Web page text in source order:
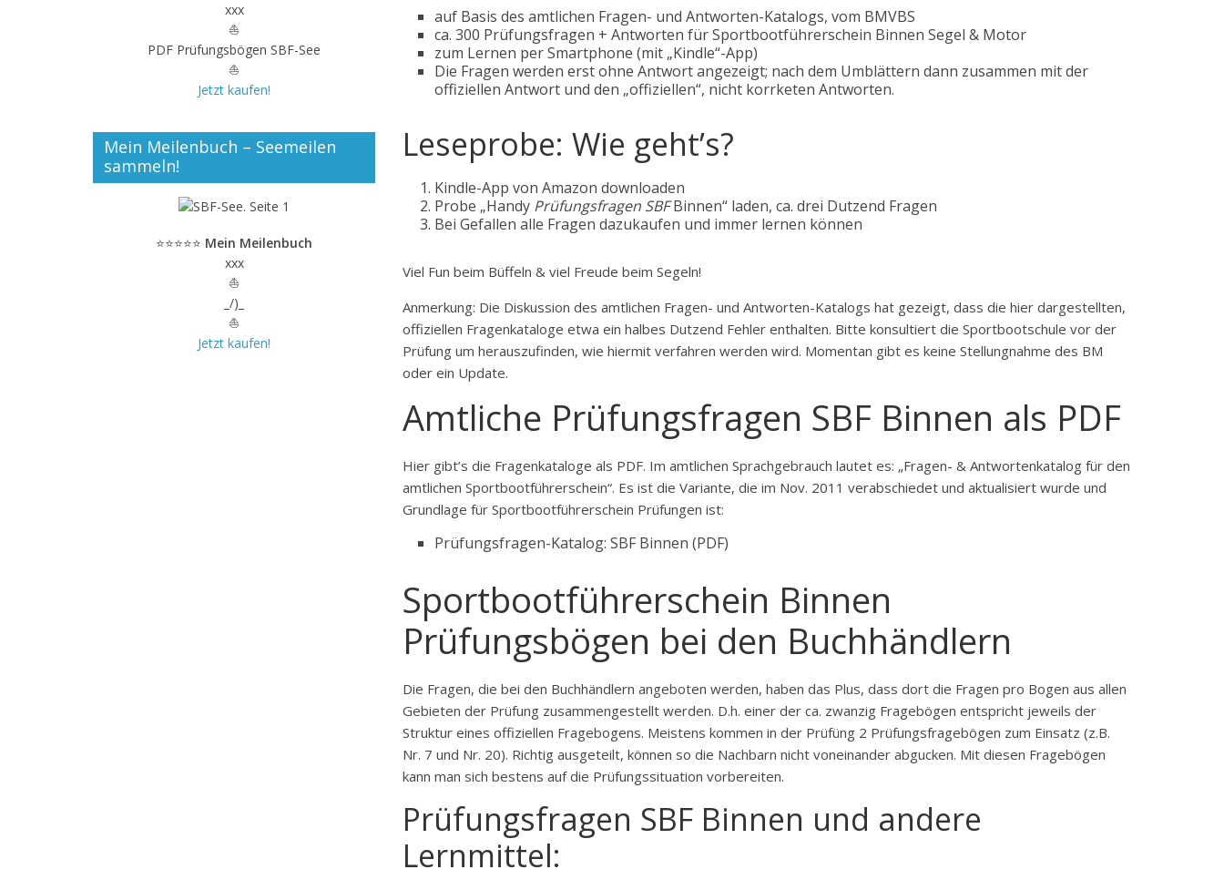
auf Basis des amtlichen Fragen- und Antworten-Katalogs, vom BMVBS
ca. 300 Prüfungsfragen + Antworten für Sportbootführerschein Binnen Segel & Motor
zum Lernen per Smartphone (mit „Kindle“-App)
Die Fragen werden erst ohne Antwort angezeigt; nach dem Umblättern dann zusammen mit der
offiziellen Antwort und den „offiziellen“, nicht korrketen Antworten.
Leseprobe: Wie geht’s?
Kindle-App von Amazon downloaden
Probe „Handy Prüfungsfragen SBFBinnen“ laden, ca. drei Dutzend Fragen
Bei Gefallen alle Fragen dazukaufen und immer lernen können
Viel Fun beim Büffeln & viel Freude beim Segeln!
Anmerkung: Die Diskussion des amtlichen Fragen- und Antworten-Katalogs hat gezeigt, dass die hier dargestellten,
offiziellen Fragenkataloge etwa ein halbes Dutzend Fehler enthalten. Bitte konsultiert die Sportbootschule vor der
Prüfung um herauszufinden, wie hiermit verfahren werden wird. Momentan gibt es keine Stellungnahme des BM
oder ein Update.
Amtliche Prüfungsfragen SBF Binnen als PDF
Hier gibt’s die Fragenkataloge als PDF. Im amtlichen Sprachgebrauch lautet es: „Fragen- & Antwortenkatalog für den
amtlichen Sportbootführerschein“. Es ist die Variante, die im Nov. 2011 verabschiedet und aktualisiert wurde und
Grundlage für Sportbootführerschein Prüfungen ist:
Prüfungsfragen-Katalog: SBF Binnen (PDF)
Sportbootführerschein Binnen
Prüfungsbögen bei den Buchhändlern
Die Fragen, die bei den Buchhändlern angeboten werden, haben das Plus, dass dort die Fragen pro Bogen aus allen
Gebieten der Prüfung zusammengestellt werden. D.h. einer der ca. zwanzig Fragebögen entspricht jeweils der
Struktur eines offiziellen Fragebogens. Meistens kommen in der Prüfüng 2 Prüfungsfragebögen zum Einsatz (z.B.
Nr. 7 und Nr. 20). Richtig ausgeteilt, können so die Nachbarn nicht voneinander abgucken. Mit diesen Fragebögen
kann man sich bestens auf die Prüfungssituation vorbereiten.
Prüfungsfragen SBF Binnen und andere
Lernmittel:
xxx
⛵
PDF Prüfungsbögen SBF-See
⛵
Jetzt kaufen!
Mein Meilenbuch – Seemeilen
sammeln!
⭐⭐⭐⭐⭐ Mein Meilenbuch
xxx
⛵
_/)_
⛵
Jetzt kaufen!